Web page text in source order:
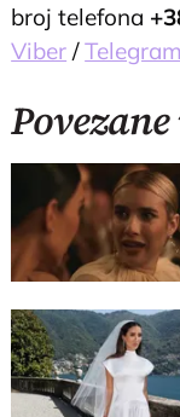
broj telefona
Viber /